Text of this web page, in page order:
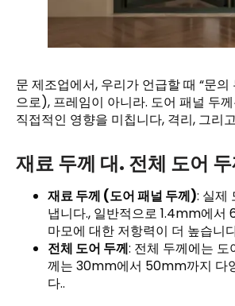
문 제조업에서, 우리가 언급할 때 “문
으로), 프레임이 아니라. 도어 패널 두
직접적인 영향을 미칩니다, 격리, 그리
재료 두께 대. 전체 도어
재료 두께 (도어 패널 두께): 실제
냅니다., 일반적으로 1.4mm에서
마모에 대한 저항력이 더 높습니
전체 도어 두께: 전체 두께에는
께는 30mm에서 50mm까지 다
다..